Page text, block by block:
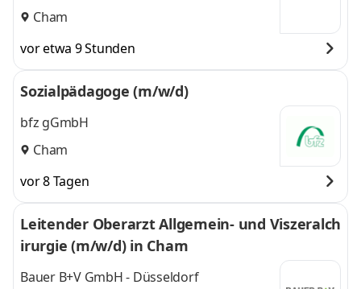
Cham
vor etwa 9 Stunden
Sozialpädagoge (m/w/d)
bfz gGmbH
Cham
vor 8 Tagen
Leitender Oberarzt Allgemein- und Viszeralch
irurgie (m/w/d) in Cham
Bauer B+V GmbH - Düsseldorf